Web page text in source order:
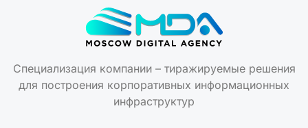
Специализация компании – тиражируемые решения
для построения корпоративных информационных
инфраструктур